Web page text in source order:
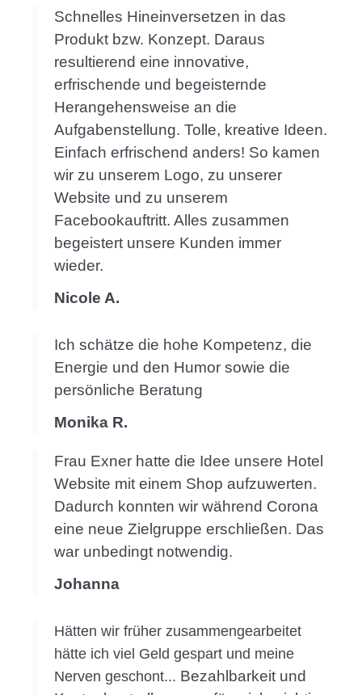
Schnelles Hineinversetzen in das
Produkt bzw. Konzept. Daraus
resultierend eine innovative,
erfrischende und begeisternde
Herangehensweise an die
Aufgabenstellung. Tolle, kreative Ideen.
Einfach erfrischend anders! So kamen
wir zu unserem Logo, zu unserer
Website und zu unserem
Facebookauftritt. Alles zusammen
begeistert unsere Kunden immer
wieder.
Nicole A.
Ich schätze die hohe Kompetenz, die
Energie und den Humor sowie die
persönliche Beratung
Monika R.
Frau Exner hatte die Idee unsere Hotel
Website mit einem Shop aufzuwerten.
Dadurch konnten wir während Corona
eine neue Zielgruppe erschließen. Das
war unbedingt notwendig.
Johanna
Hätten wir früher zusammengearbeitet
hätte ich viel Geld gespart und meine
Nerven geschont... Bezahlbarkeit und